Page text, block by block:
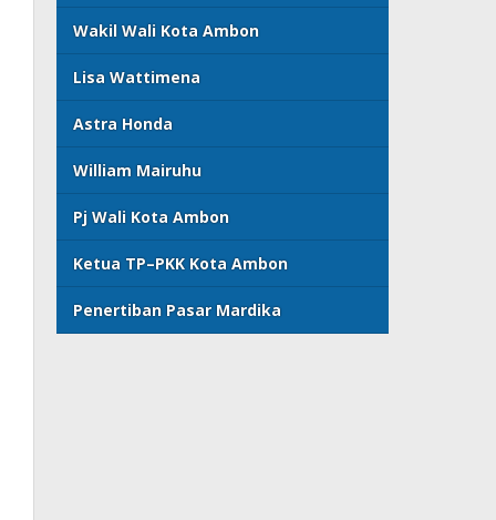
Wakil Wali Kota Ambon
Lisa Wattimena
Astra Honda
William Mairuhu
Pj Wali Kota Ambon
Ketua TP–PKK Kota Ambon
Penertiban Pasar Mardika